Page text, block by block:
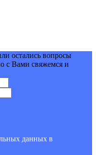
остались вопросы
с Вами свяжемся и
данных в